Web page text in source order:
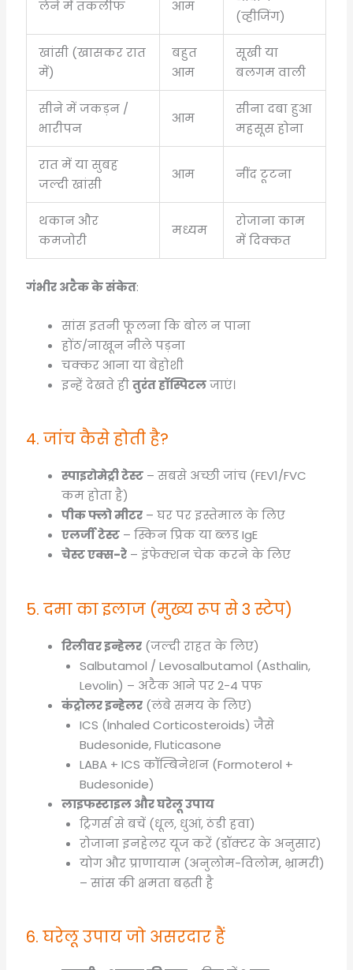
लेने में तकलीफ
आम
(व्हीजिंग)
खांसी (खासकर रात
में)
बहुत
आम
सूखी या
बलगम वाली
सीने में जकड़न /
भारीपन
आम
सीना दबा हुआ
महसूस होना
रात में या सुबह
जल्दी खांसी
आम नींद टूटना
थकान और
कमजोरी
मध्यम
रोजाना काम
में दिक्कत
गंभीर अटैक के संकेत:
सांस इतनी फूलना कि बोल न पाना
होंठ/नाखून नीले पड़ना
चक्कर आना या बेहोशी
इन्हें देखते हीतुरंत हॉस्पिटलजाएं।
4. जांच कैसे होती है?
स्पाइरोमेट्री टेस्ट – सबसे अच्छी जांच (FEV1/FVC
कम होता है)
पीक फ्लो मीटर – घर पर इस्तेमाल के लिए
एलर्जी टेस्ट – स्किन प्रिक या ब्लड IgE
चेस्ट एक्स-रे – इंफेक्शन चेक करने के लिए
5. दमा का इलाज (मुख्य रूप से 3 स्टेप)
रिलीवर इन्हेलर (जल्दी राहत के लिए)
Salbutamol / Levosalbutamol (Asthalin,
Levolin) – अटैक आने पर 2-4 पफ
कंट्रोलर इन्हेलर (लंबे समय के लिए)
ICS (Inhaled Corticosteroids) जैसे
Budesonide, Fluticasone
LABA + ICS कॉम्बिनेशन (Formoterol +
Budesonide)
लाइफस्टाइल और घरेलू उपाय
ट्रिगर्स से बचें (धूल, धुआं, ठंडी हवा)
रोजाना इनहेलर यूज करें (डॉक्टर के अनुसार)
योग और प्राणायाम (अनुलोम-विलोम, भ्रामरी)
– सांस की क्षमता बढ़ती है
6. घरेलू उपाय जो असरदार हैं